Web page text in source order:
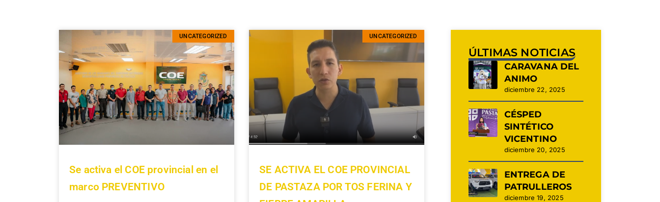
UNCATEGORIZED
Se activa el COE provincial en el
marco PREVENTIVO
UNCATEGORIZED
SE ACTIVA EL COE PROVINCIAL
DE PASTAZA POR TOS FERINA Y
ÚLTIMAS NOTICIAS
CARAVANA DEL
ANIMO
diciembre 22, 2025
CÉSPED
SINTÉTICO
VICENTINO
diciembre 20, 2025
ENTREGA DE
PATRULLEROS
diciembre 19, 2025